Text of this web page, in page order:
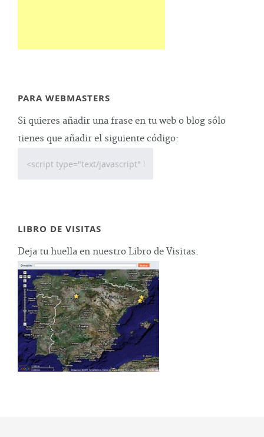
PARA WEBMASTERS
Si quieres añadir una frase en tu web o blog sólo
tienes que añadir el siguiente código:
LIBRO DE VISITAS
Deja tu huella en nuestro Libro de Visitas.